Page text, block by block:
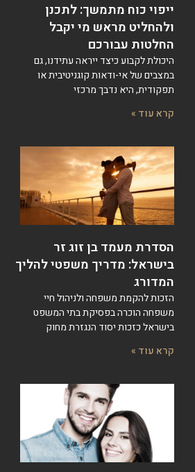
ייפוי כוח מתמשך: לתכנן
ולהחליט מראש מי יקבל
החלטות עבורכם
היכולת לקבוע כיצד ייראה עתידנו, גם
במצבים של אי-ודאות קוגניטיבית או
תפקודית, היא נדבך מרכזי
קרא עוד »
הסדרת מעמד בן זוג זר
בישראל: מדריך משפטי להליך
המדורג
הזכות להקמת משפחה ולניהול חיי
משפחה הוכרה בפסיקת בתי המשפט
בישראל כזכות יסוד הנגזרת מחוק
קרא עוד »